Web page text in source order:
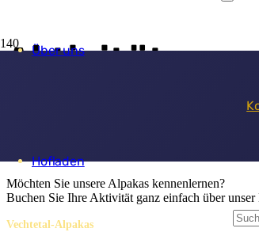
Über uns
Hofladen
Aktivitäten
Möchten Sie unsere Alpakas kennenlernen?
Buchen Sie Ihre Aktivität ganz einfach über
Vechtetal-Alpakas